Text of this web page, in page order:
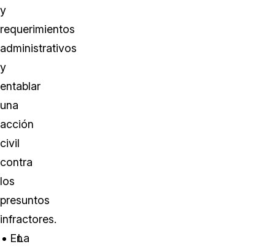
y
requerimientos
administrativos
y
entablar
una
acción
civil
contra
los
presuntos
infractores.
La
En